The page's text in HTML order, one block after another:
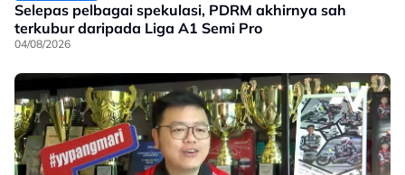
Selepas pelbagai spekulasi, PDRM akhirnya sah
terkubur daripada Liga A1 Semi Pro
04/08/2026